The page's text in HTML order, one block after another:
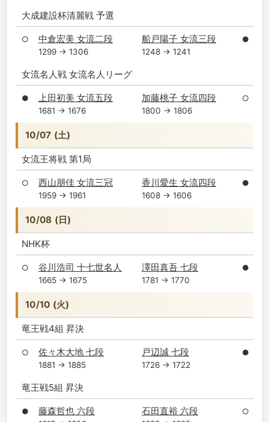
大成建設杯清麗戦 予選
○ 中倉宏美 女流二段
1299 → 1306
船戸陽子 女流三段
1248 → 1241
●
女流名人戦 女流名人リーグ
● 上田初美 女流五段
1681 → 1676
加藤桃子 女流四段
1800 → 1806
○
10/07 (土)
女流王将戦 第1局
○ 西山朋佳 女流三冠
1959 → 1961
香川愛生 女流四段
1608 → 1606
●
10/08 (日)
NHK杯
○ 谷川浩司 十七世名人
1665 → 1675
澤田真吾 七段
1781 → 1770
●
10/10 (火)
竜王戦4組 昇決
○ 佐々木大地 七段
1881 → 1885
戸辺誠 七段
1726 → 1722
●
竜王戦5組 昇決
● 藤森哲也 六段 石田直裕 六段 ○